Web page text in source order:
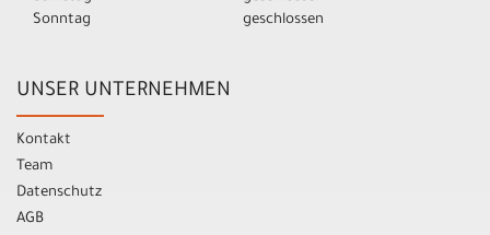
Sonntag
geschlossen
UNSER UNTERNEHMEN
Kontakt
Team
Datenschutz
AGB